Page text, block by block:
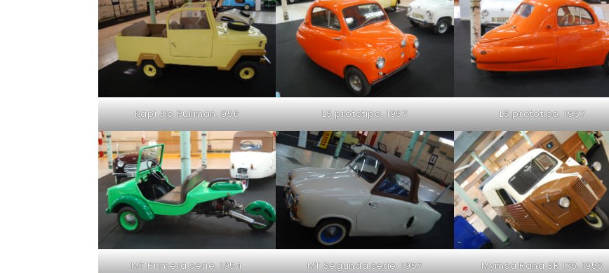
Kapi Jip Pullman. 956 LS prototipo. 1957 LS prototipo. 1957
MT Primera serie. 1954 MT Segunda serie. 1957 Mymsa Rana 3R 175. 1956